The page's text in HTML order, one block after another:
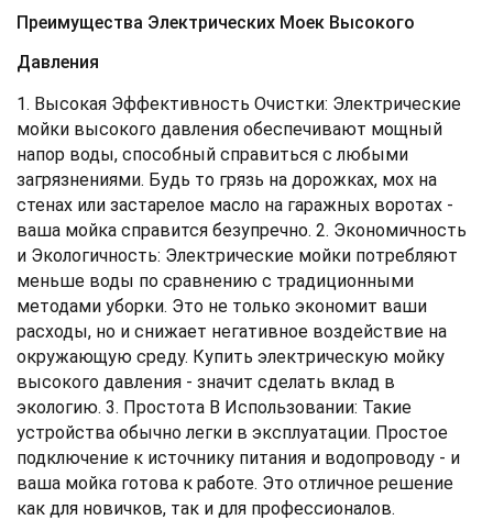
Преимущества Электрических Моек Высокого
Давления
1. Высокая Эффективность Очистки: Электрические
мойки высокого давления обеспечивают мощный
напор воды, способный справиться с любыми
загрязнениями. Будь то грязь на дорожках, мох на
стенах или застарелое масло на гаражных воротах -
ваша мойка справится безупречно. 2. Экономичность
и Экологичность: Электрические мойки потребляют
меньше воды по сравнению с традиционными
методами уборки. Это не только экономит ваши
расходы, но и снижает негативное воздействие на
окружающую среду. Купить электрическую мойку
высокого давления - значит сделать вклад в
экологию. 3. Простота В Использовании: Такие
устройства обычно легки в эксплуатации. Простое
подключение к источнику питания и водопроводу - и
ваша мойка готова к работе. Это отличное решение
как для новичков, так и для профессионалов.